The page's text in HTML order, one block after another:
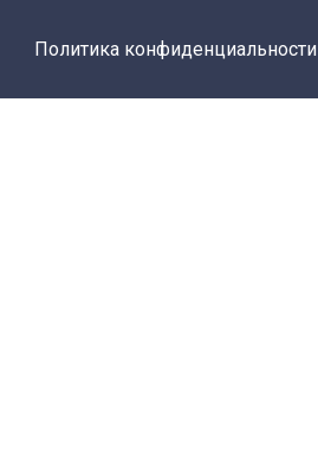
Политика конфиденциальности